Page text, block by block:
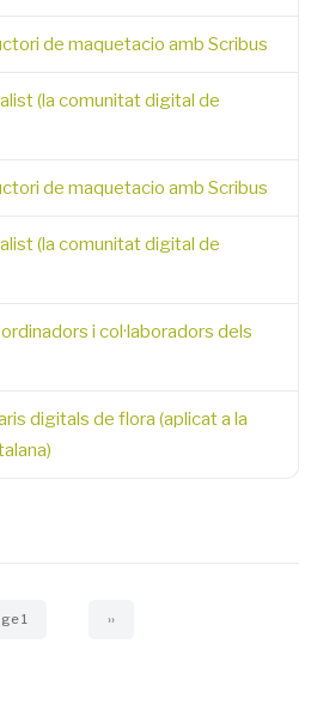
de maquetacio amb Scribus
(la comunitat digital de
de maquetacio amb Scribus
(la comunitat digital de
i col·laboradors dels
digitals de flora (aplicat a la
1 Next
››